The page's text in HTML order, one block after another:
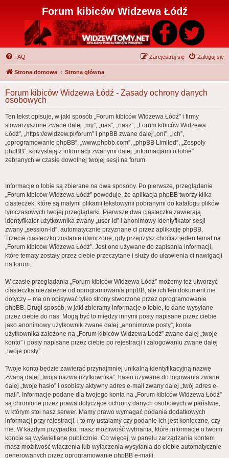
Forum kibiców Widzewa Łódź
FAQ Zaloguj się
Zarejestruj się
Strona domowa Strona główna
Forum kibiców Widzewa Łódź - Zasady ochrony danych
osobowych
Ten tekst opisuje, w jaki sposób „Forum kibiców Widzewa Łódź” i firmy
stowarzyszone zwane dalej „my”, „nas”, „nasz”, „Forum kibiców Widzewa
Łódź”, „https://ewidzew.pl/forum” i phpBB zwane dalej „oni”, „ich”,
„oprogramowanie phpBB”, „www.phpbb.com”, „phpBB Limited”, „Zespoły
phpBB”, korzystają z informacji zwanymi dalej „informacjami o tobie”
zebranych w czasie dowolnej twojej sesji na forum.
Informacje o tobie są zbierane na dwa sposoby. Po pierwsze, przeglądanie
„Forum kibiców Widzewa Łódź” powoduje, że aplikacja phpBB tworzy kilka
ciasteczek, które są małymi plikami tekstowymi pobranymi do katalogu plików
tymczasowych twojej przeglądarki. Pierwsze dwa ciasteczka zawierają
identyfikator użytkownika zwany „user-id” i anonimowy identyfikator sesji
zwany „session-id”, automatycznie przyznane ci przez aplikację phpBB.
Trzecie ciasteczko zostanie utworzone, gdy przejrzysz chociaż jeden temat na
„Forum kibiców Widzewa Łódź”. Jest ono używane do zapisania informacji,
które tematy zostały przez ciebie przeczytane i służy do ułatwienia ci nawigacji
na forum.
W czasie przeglądania „Forum kibiców Widzewa Łódź” możemy też utworzyć
ciasteczka niezależne od oprogramowania phpBB, ale ich ten dokument nie
dotyczy – ma on opisywać tylko strony stworzone przez oprogramowanie
phpBB. Drugi sposób, w jaki zbieramy informacje o tobie, to dane wysyłane
przez ciebie do nas. Mogą być to między innymi posty napisane przez ciebie
jako anonimowy użytkownik zwane dalej „anonimowe posty”, konta
użytkownika założone na „Forum kibiców Widzewa Łódź” zwane dalej „twoje
konto” i posty napisane przez ciebie po rejestracji i zalogowaniu zwane dalej
„twoje posty”.
Twoje konto będzie zawierać przynajmniej unikalną identyfikacyjną nazwę
zwaną dalej „twoja nazwa użytkownika”, hasło używane do logowania zwane
dalej „twoje hasło” i osobisty aktywny adres e-mail zwany dalej „twój adres e-
mail”. Informacje podane dla twojego konta na „Forum kibiców Widzewa Łódź”
są chronione przez prawa dotyczące ochrony danych osobowych w państwie,
w którym stoi nasz serwer. Mamy prawo wymagać podania dodatkowych
informacji przy rejestracji, i to my ustalamy czy podanie ich jest konieczne, czy
nie. W każdym przypadku, masz możliwość wybrania, które informacje o twoim
koncie są wyświetlane publicznie. Co więcej, w panelu zarządzania kontem
masz możliwość włączenia lub wyłączenia wysyłania do ciebie automatycznie
generowanych przez oprogramowanie phpBB e-maili.